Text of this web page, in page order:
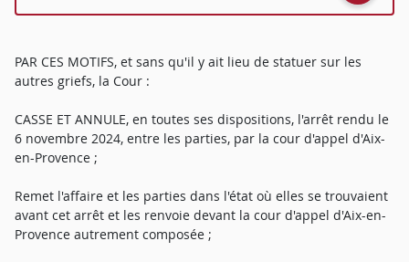
PAR CES MOTIFS, et sans qu'il y ait lieu de statuer sur les
autres griefs, la Cour :
CASSE ET ANNULE, en toutes ses dispositions, l'arrêt rendu le
6 novembre 2024, entre les parties, par la cour d'appel d'Aix-
en-Provence ;
Remet l'affaire et les parties dans l'état où elles se trouvaient
avant cet arrêt et les renvoie devant la cour d'appel d'Aix-en-
Provence autrement composée ;